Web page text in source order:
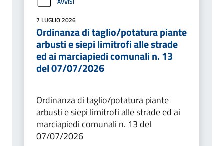
7 LUGLIO 2026
Ordinanza di taglio/potatura piante
arbusti e siepi limitrofi alle strade
ed ai marciapiedi comunali n. 13
del 07/07/2026
Ordinanza di taglio/potatura piante
arbusti e siepi limitrofi alle strade ed ai
marciapiedi comunali n. 13 del
07/07/2026